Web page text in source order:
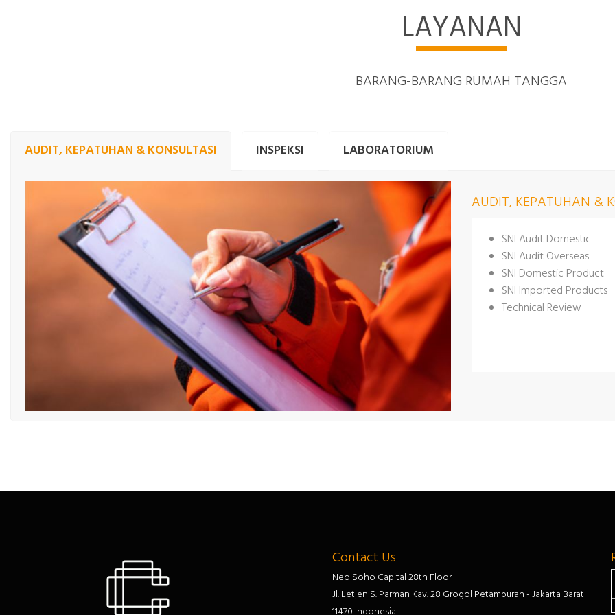
LAYANAN
BARANG-BARANG RUMAH TANGGA
AUDIT, KEPATUHAN & KONSULTASI INSPEKSI LABORATORIUM
AUDIT, KEPATUHAN &
SNI Audit Domestic
SNI Audit Overseas
SNI Domestic Product
SNI Imported Products
Technical Review
Contact Us
Neo Soho Capital 28th Floor
Jl. Letjen S. Parman Kav. 28 Grogol Petamburan - Jakarta Barat